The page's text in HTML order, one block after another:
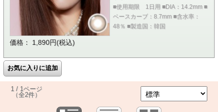
■使用期限 1日用 ■DIA：14.2mm ■
ベースカーブ：8.7mm ■含水率：
48％ ■製造国：韓国
価格： 1,890円(税込)
1 / 1ページ
（全2件）